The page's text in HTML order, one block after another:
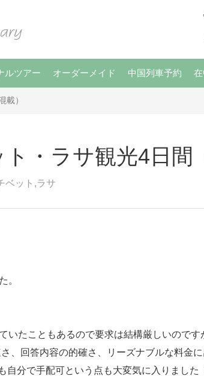
ルツアー オーダーメイド 中国列車予約
）
・ラサ観光4日間
ベット,ラサ
。
いたこともあるので要求は結構厳しいのです
、回答内容の的確さ、リーズナブルな料金
自分で手配可という点も大変気に入りました